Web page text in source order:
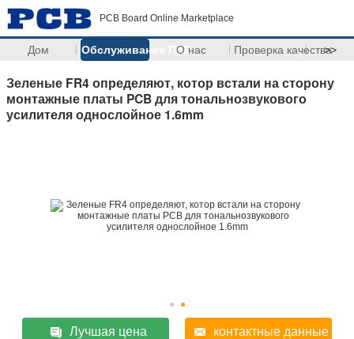
PCB Board Online Marketplace
Дом Обслуживания ПКБО нас Проверка качества>>
Зеленые FR4 определяют, котор встали на сторону
монтажные платы PCB для тональнозвукового
усилителя однослойное 1.6mm
Лучшая цена контактные данные